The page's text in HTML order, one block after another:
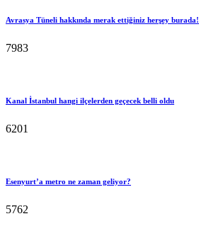
Avrasya Tüneli hakkında merak ettiğiniz herşey burada!
7983
Kanal İstanbul hangi ilçelerden geçecek belli oldu
6201
Esenyurt’a metro ne zaman geliyor?
5762